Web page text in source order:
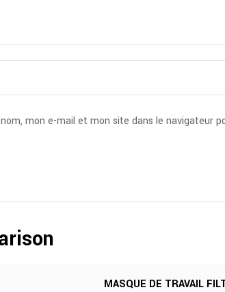
mon e-mail et mon site dans le navigateur
MASQUE DE TRAVAIL